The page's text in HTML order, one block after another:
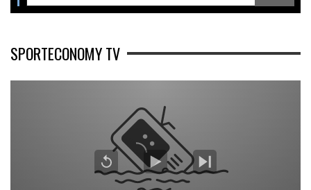
SPORTECONOMY TV